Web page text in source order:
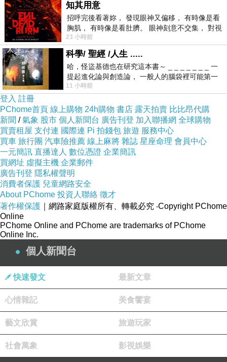
知其用意
招呼完後看著妳， 發現眼神又偏移， 有時像是看
胸肌， 有時像是看肚臍。 眼神刻意不交集， 對視
視線不對齊， 讓我很難不
23 小時前
科學/ 聖經 /人生 .....
哈，怪盜基德也在研究這本書～ _ _ _ _ _ _ _ 一
提起進化論與創造論， 一般人的腦袋裡可能第一
時間就有「 進化論很科
11 小時前
登入 註冊
PChome首頁 線上購物 24h購物 書店 露天拍賣 比比昂代購
新聞 /氣象 股市 個人新聞台 廣告刊登 加入聯播網 全球購物
買賣租屋 支付連 國際連 Pi 拍錢包 旅遊 服務中心
買車 旅行團 汽車險推薦 線上麻將 雜誌 星座命理 會員中心
一元簡訊 直播達人 數位憑證 企業簡訊
買網址 虛擬主機 企業郵件
廣告刊登 隱私權聲明
消費者保護 兒童網路安全
About PChome 投資人聯絡 徵才
著作權保護 ｜網路家庭版權所有、轉載必究 ‧Copyright PChome
Online
PChome Online and PChome are trademarks of PChome
Online Inc.
個人新聞台
快速發文 最新文章
心情雜記 美食饗宴
藝文欣賞 旅遊玩家
社會萬象 影視娛樂